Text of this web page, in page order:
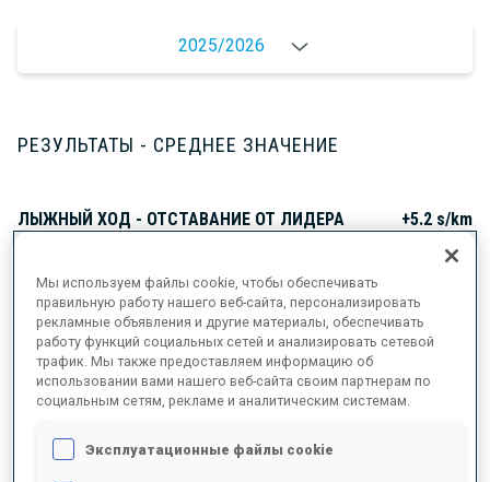
2025/2026
РЕЗУЛЬТАТЫ - СРЕДНЕЕ ЗНАЧЕНИЕ
ЛЫЖНЫЙ ХОД - ОТСТАВАНИЕ ОТ ЛИДЕРА +5.2 s/km
СТРЕЛЬБА ЛЕЖА
СТРЕЛЬБА СТОЯ
ВЫСШИЕ ДОСТИЖЕНИЯ СЕЗОНА
Мы используем файлы cookie, чтобы обеспечивать
правильную работу нашего веб-сайта, персонализировать
рекламные объявления и другие материалы, обеспечивать
работу функций социальных сетей и анализировать сетевой
трафик. Мы также предоставляем информацию об
использовании вами нашего веб-сайта своим партнерам по
социальным сетям, рекламе и аналитическим системам.
Эксплуатационные файлы cookie